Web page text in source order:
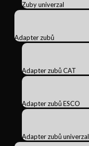
Zuby univerzal
Adapter zubů
Adapter zubů CAT
Adapter zubů ESCO
Adapter zubů univerzal